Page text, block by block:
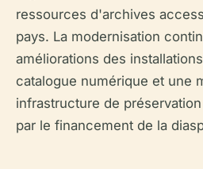
ressources d'archives
pays. La modernisation
améliorations des
catalogue numérique et une
infrastructure de
par le financement de la